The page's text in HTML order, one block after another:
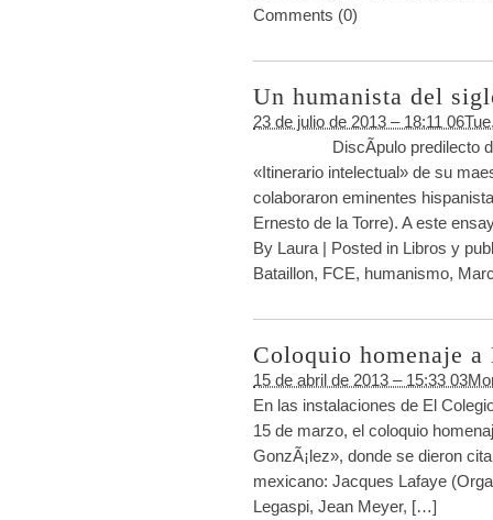
Comments (0)
Un humanista del
23 de julio de 2013 – 18:11
DiscÃ­pulo predilecto de
«Itinerario intelectual» de su
colaboraron eminentes
Ernesto de la Torre). A este
By Laura | Posted in Libros y
Bataillon, FCE, humanismo,
Coloquio homenaje
15 de abril de 2013 – 15:33
En las instalaciones de El
15 de marzo, el coloquio
GonzÃ¡lez», donde se dieron
mexicano: Jacques Lafaye
Legaspi, Jean Meyer, […]